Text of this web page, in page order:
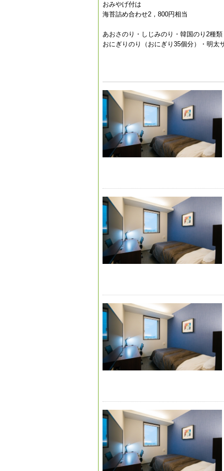
おみやげ付は
海苔詰め合わせ2，800円相当
あおさのり・しじみのり・韓国のり2種類
おにぎりのり（おにぎり35個分）・明太